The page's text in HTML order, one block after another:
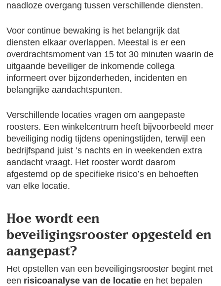
naadloze overgang tussen verschillende diensten.
Voor continue bewaking is het belangrijk dat
diensten elkaar overlappen. Meestal is er een
overdrachtsmoment van 15 tot 30 minuten waarin de
uitgaande beveiliger de inkomende collega
informeert over bijzonderheden, incidenten en
belangrijke aandachtspunten.
Verschillende locaties vragen om aangepaste
roosters. Een winkelcentrum heeft bijvoorbeeld meer
beveiliging nodig tijdens openingstijden, terwijl een
bedrijfspand juist ’s nachts en in weekenden extra
aandacht vraagt. Het rooster wordt daarom
afgestemd op de specifieke risico’s en behoeften
van elke locatie.
Hoe wordt een
beveiligingsrooster opgesteld en
aangepast?
Het opstellen van een beveiligingsrooster begint met
een risicoanalyse van de locatie en het bepalen